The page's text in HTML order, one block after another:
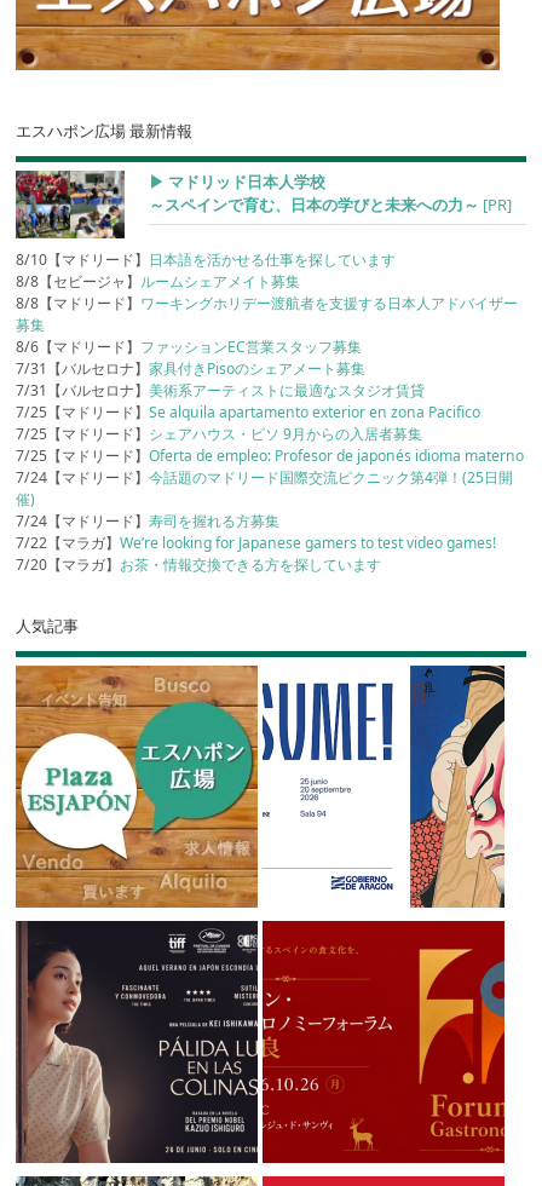
エスハポン広場 最新情報
▶︎ マドリッド日本人学校
～スペインで育む、日本の学びと未来への力～ [PR]
8/10【マドリード】 日本語を活かせる仕事を探しています
8/8【セビージャ】 ルームシェアメイト募集
8/8【マドリード】 ワーキングホリデー渡航者を支援する日本人アドバイザー
募集
8/6【マドリード】 ファッションEC営業スタッフ募集
7/31【バルセロナ】家具付きPisoのシェアメート募集
7/31【バルセロナ】美術系アーティストに最適なスタジオ賃貸
7/25【マドリード】Se alquila apartamento exterior en zona Pacifico
7/25【マドリード】 シェアハウス・ピソ 9月からの入居者募集
7/25【マドリード】Oferta de empleo: Profesor de japonés idioma materno
7/24【マドリード】今話題のマドリード国際交流ピクニック第4弾！(25日開
催)
7/24【マドリード】寿司を握れる方募集
7/22【マラガ】We’re looking for Japanese gamers to test video games!
7/20【マラガ】 お茶・情報交換できる方を探しています
人気記事